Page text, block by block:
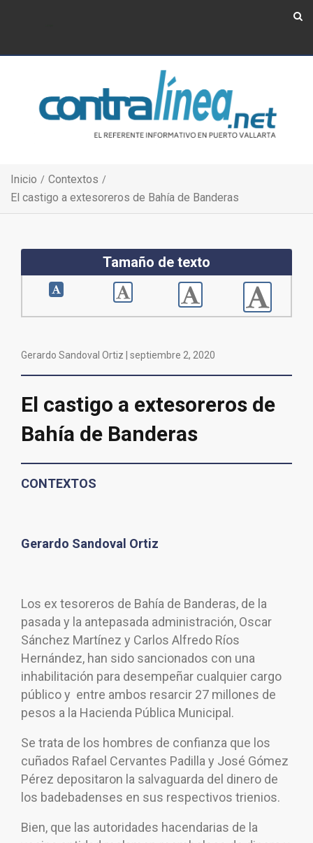
Inicio
Contextos
El castigo a extesoreros de Bahía de Banderas
Tamaño de texto
Gerardo Sandoval Ortiz | septiembre 2, 2020
El castigo a extesoreros de
Bahía de Banderas
CONTEXTOS
Gerardo Sandoval Ortiz
Los ex tesoreros de Bahía de Banderas, de la
pasada y la antepasada administración, Oscar
Sánchez Martínez y Carlos Alfredo Ríos
Hernández, han sido sancionados con una
inhabilitación para desempeñar cualquier cargo
público y entre ambos resarcir 27 millones de
pesos a la Hacienda Pública Municipal.
Se trata de los hombres de confianza que los
cuñados Rafael Cervantes Padilla y José Gómez
Pérez depositaron la salvaguarda del dinero de
los badebadenses en sus respectivos trienios.
Bien, que las autoridades hacendarias de la